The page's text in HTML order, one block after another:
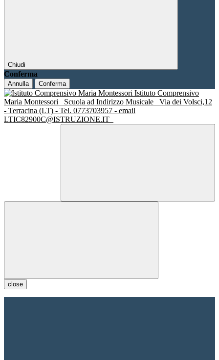
Chiudi
Conferma
Annulla Conferma
Istituto Comprensivo
Maria Montessori
Scuola ad Indirizzo Musicale
Via dei Volsci,12
- Terracina (LT) - Tel. 0773703957 - email
LTIC82900C@ISTRUZIONE.IT
close